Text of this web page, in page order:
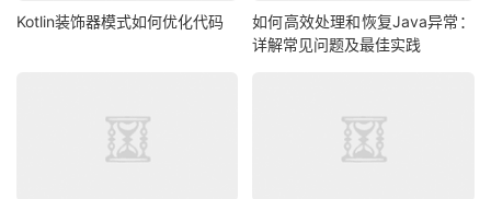
Kotlin装饰器模式如何优化代码
如何高效处理和恢复Java异常：
详解常见问题及最佳实践